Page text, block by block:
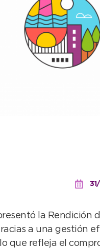
la Rendición
a una gestión
que refleja el